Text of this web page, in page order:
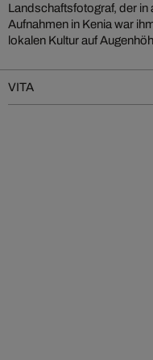
Landschaftsfotograf, der in
Aufnahmen in Kenia war
lokalen Kultur auf
VITA